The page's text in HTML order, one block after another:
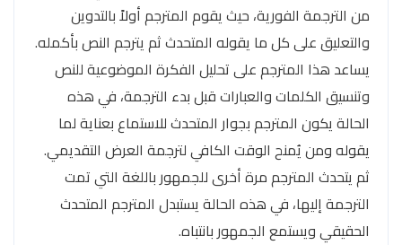
من الترجمة الفورية، حيث يقوم المترجم أولاً بالتدوين
والتعليق على كل ما يقوله المتحدث ثم يترجم النص بأكمله.
يساعد هذا المترجم على تحليل الفكرة الموضوعية للنص
وتنسيق الكلمات والعبارات قبل بدء الترجمة، في هذه
الحالة يكون المترجم بجوار المتحدث للاستماع بعناية لما
يقوله ومن يُمنح الوقت الكافي لترجمة العرض التقديمي.
ثم يتحدث المترجم مرة أخرى للجمهور باللغة التي تمت
الترجمة إليها، في هذه الحالة يستبدل المترجم المتحدث
الحقيقي ويستمع الجمهور بانتباه.